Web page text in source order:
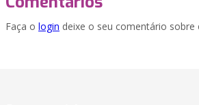
Faça o login deixe o seu comentário sobre